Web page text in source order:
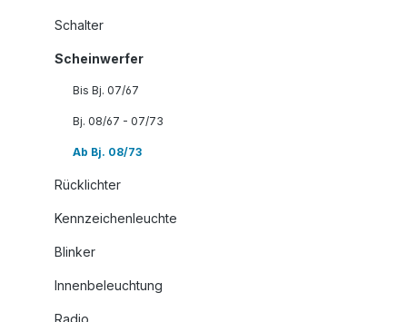
Schalter
Scheinwerfer
Bis Bj. 07/67
Bj. 08/67 - 07/73
Ab Bj. 08/73
Rücklichter
Kennzeichenleuchte
Blinker
Innenbeleuchtung
Radio